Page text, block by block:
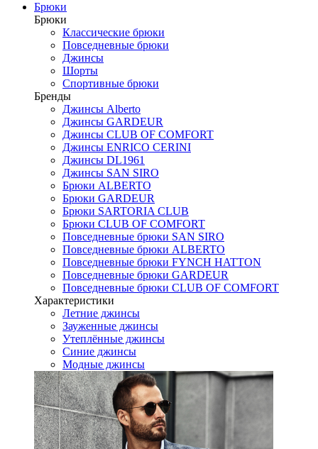
Брюки
Брюки
Классические брюки
Повседневные брюки
Джинсы
Шорты
Спортивные брюки
Бренды
Джинсы Alberto
Джинсы GARDEUR
Джинсы CLUB OF COMFORT
Джинсы ENRICO CERINI
Джинсы DL1961
Джинсы SAN SIRO
Брюки ALBERTO
Брюки GARDEUR
Брюки SARTORIA CLUB
Брюки CLUB OF COMFORT
Повседневные брюки SAN SIRO
Повседневные брюки ALBERTO
Повседневные брюки FYNCH HATTON
Повседневные брюки GARDEUR
Повседневные брюки CLUB OF COMFORT
Характеристики
Летние джинсы
Зауженные джинсы
Утеплённые джинсы
Синие джинсы
Модные джинсы